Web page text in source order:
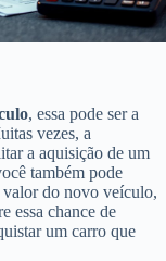
, essa pode ser a
vezes, a
a aquisição de um
também pode
valor do novo veículo,
essa chance de
um carro que